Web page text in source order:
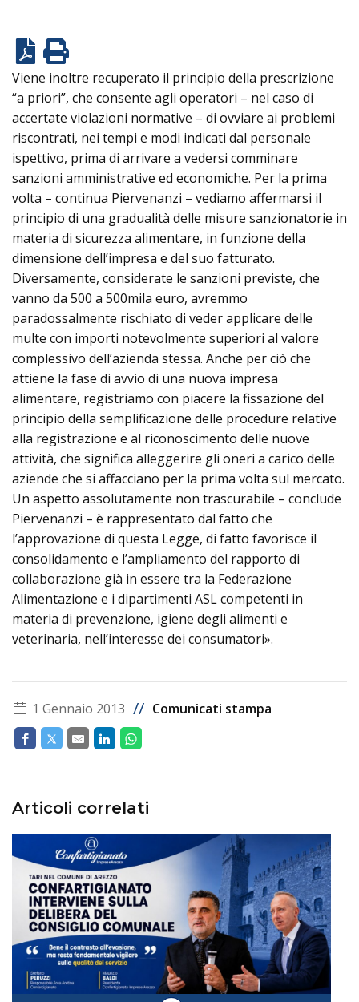
Viene inoltre recuperato il principio della prescrizione
“a priori”, che consente agli operatori – nel caso di
accertate violazioni normative – di ovviare ai problemi
riscontrati, nei tempi e modi indicati dal personale
ispettivo, prima di arrivare a vedersi comminare
sanzioni amministrative ed economiche. Per la prima
volta – continua Piervenanzi – vediamo affermarsi il
principio di una gradualità delle misure sanzionatorie in
materia di sicurezza alimentare, in funzione della
dimensione dell’impresa e del suo fatturato.
Diversamente, considerate le sanzioni previste, che
vanno da 500 a 500mila euro, avremmo
paradossalmente rischiato di veder applicare delle
multe con importi notevolmente superiori al valore
complessivo dell’azienda stessa. Anche per ciò che
attiene la fase di avvio di una nuova impresa
alimentare, registriamo con piacere la fissazione del
principio della semplificazione delle procedure relative
alla registrazione e al riconoscimento delle nuove
attività, che significa alleggerire gli oneri a carico delle
aziende che si affacciano per la prima volta sul mercato.
Un aspetto assolutamente non trascurabile – conclude
Piervenanzi – è rappresentato dal fatto che
l’approvazione di questa Legge, di fatto favorisce il
consolidamento e l’ampliamento del rapporto di
collaborazione già in essere tra la Federazione
Alimentazione e i dipartimenti ASL competenti in
materia di prevenzione, igiene degli alimenti e
veterinaria, nell’interesse dei consumatori».
1 Gennaio 2013 // Comunicati stampa
Articoli correlati